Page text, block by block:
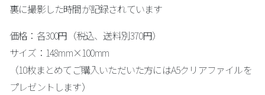
裏に撮影した時間が記録されています
価格：各300円（税込、送料別370円）
サイズ：148mm×100mm
（10枚まとめてご購入いただいた方にはA5クリアファイルを
プレゼントします）